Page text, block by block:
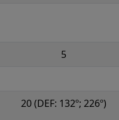
5
20 (DEF: 132º; 226º)